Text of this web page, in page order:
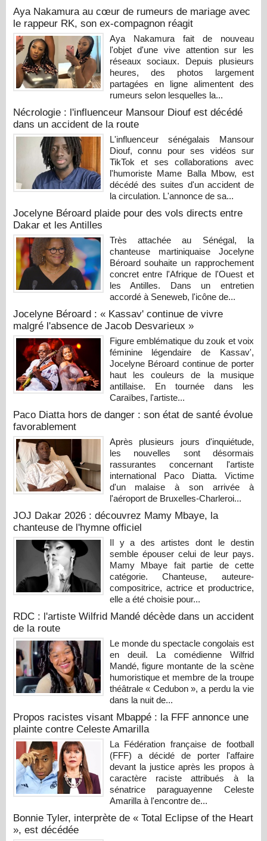
Aya Nakamura au cœur de rumeurs de mariage avec
le rappeur RK, son ex-compagnon réagit
Aya Nakamura fait de nouveau
l'objet d'une vive attention sur les
réseaux sociaux. Depuis plusieurs
heures, des photos largement
partagées en ligne alimentent des
rumeurs selon lesquelles la...
Nécrologie : l'influenceur Mansour Diouf est décédé
dans un accident de la route
L'influenceur sénégalais Mansour
Diouf, connu pour ses vidéos sur
TikTok et ses collaborations avec
l'humoriste Mame Balla Mbow, est
décédé des suites d'un accident de
la circulation. L'annonce de sa...
Jocelyne Béroard plaide pour des vols directs entre
Dakar et les Antilles
Très attachée au Sénégal, la
chanteuse martiniquaise Jocelyne
Béroard souhaite un rapprochement
concret entre l'Afrique de l'Ouest et
les Antilles. Dans un entretien
accordé à Seneweb, l'icône de...
Jocelyne Béroard : « Kassav' continue de vivre
malgré l'absence de Jacob Desvarieux »
Figure emblématique du zouk et voix
féminine légendaire de Kassav',
Jocelyne Béroard continue de porter
haut les couleurs de la musique
antillaise. En tournée dans les
Caraïbes, l'artiste...
Paco Diatta hors de danger : son état de santé évolue
favorablement
Après plusieurs jours d'inquiétude,
les nouvelles sont désormais
rassurantes concernant l'artiste
international Paco Diatta. Victime
d'un malaise à son arrivée à
l'aéroport de Bruxelles-Charleroi...
JOJ Dakar 2026 : découvrez Mamy Mbaye, la
chanteuse de l'hymne officiel
Il y a des artistes dont le destin
semble épouser celui de leur pays.
Mamy Mbaye fait partie de cette
catégorie. Chanteuse, auteure-
compositrice, actrice et productrice,
elle a été choisie pour...
RDC : l'artiste Wilfrid Mandé décède dans un accident
de la route
Le monde du spectacle congolais est
en deuil. La comédienne Wilfrid
Mandé, figure montante de la scène
humoristique et membre de la troupe
théâtrale « Cedubon », a perdu la vie
dans la nuit de...
Propos racistes visant Mbappé : la FFF annonce une
plainte contre Celeste Amarilla
La Fédération française de football
(FFF) a décidé de porter l'affaire
devant la justice après les propos à
caractère raciste attribués à la
sénatrice paraguayenne Celeste
Amarilla à l'encontre de...
Bonnie Tyler, interprète de « Total Eclipse of the Heart
», est décédée